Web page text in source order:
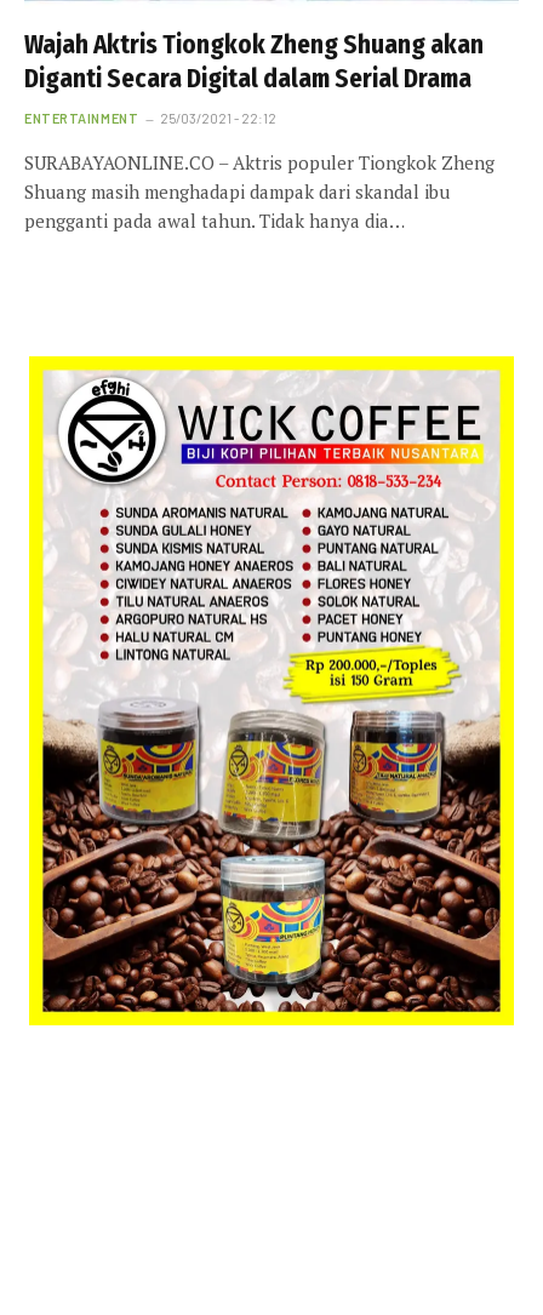
Wajah Aktris Tiongkok Zheng Shuang akan
Diganti Secara Digital dalam Serial Drama
ENTERTAINMENT 25/03/2021 - 22:12
SURABAYAONLINE.CO – Aktris populer Tiongkok Zheng
Shuang masih menghadapi dampak dari skandal ibu
pengganti pada awal tahun. Tidak hanya dia…